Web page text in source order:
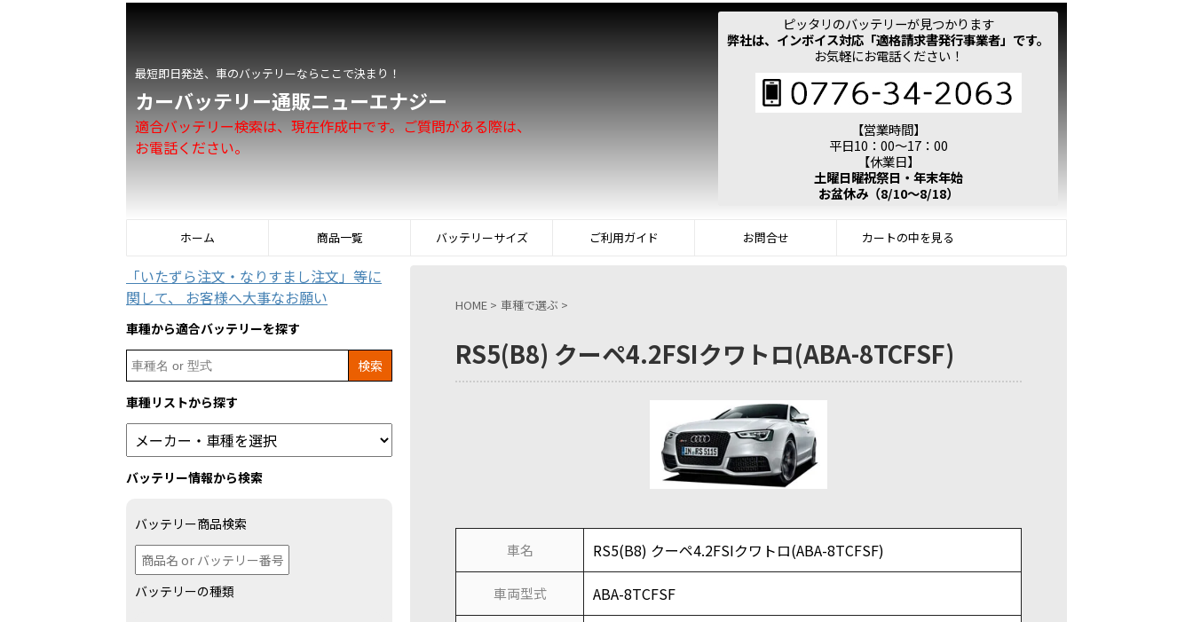
最短即日発送、車のバッテリーならここで決まり！
カーバッテリー通販ニューエナジー
適合バッテリー検索は、現在作成中です。ご質問がある際は、
お電話ください。
ピッタリのバッテリーが見つかります
弊社は、インボイス対応「適格請求書発行事業者」です。
お気軽にお電話ください！
【営業時間】
平日10：00～17：00
【休業日】
土曜日曜祝祭日・年末年始
お盆休み（8/10～8/18）
ホーム 商品一覧 バッテリーサイズ ご利用ガイド お問合せ カートの中を見る
HOME > 車種で選ぶ >
RS5(B8) クーペ4.2FSIクワトロ(ABA-8TCFSF)
車名 RS5(B8) クーペ4.2FSIクワトロ(ABA-8TCFSF)
車両型式 ABA-8TCFSF
「いたずら注文・なりすまし注文」等に
関して、 お客様へ大事なお願い
車種から適合バッテリーを探す
Search
for:
車種リストから探す
バッテリー情報から検索
バッテリー商品検索
バッテリーの種類